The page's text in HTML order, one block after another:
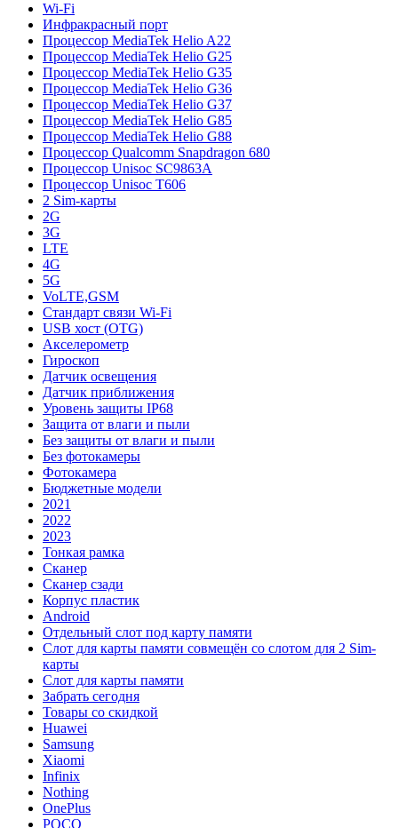
Wi-Fi
Инфракрасный порт
Процессор MediaTek Helio A22
Процессор MediaTek Helio G25
Процессор MediaTek Helio G35
Процессор MediaTek Helio G36
Процессор MediaTek Helio G37
Процессор MediaTek Helio G85
Процессор MediaTek Helio G88
Процессор Qualcomm Snapdragon 680
Процессор Unisoc SC9863A
Процессор Unisoc T606
2 Sim-карты
2G
3G
LTE
4G
5G
VoLTE,GSM
Стандарт связи Wi-Fi
USB хост (OTG)
Акселерометр
Гироскоп
Датчик освещения
Датчик приближения
Уровень защиты IP68
Защита от влаги и пыли
Без защиты от влаги и пыли
Без фотокамеры
Фотокамера
Бюджетные модели
2021
2022
2023
Тонкая рамка
Сканер
Сканер сзади
Корпус пластик
Android
Отдельный слот под карту памяти
Слот для карты памяти совмещён со слотом для 2 Sim-
карты
Слот для карты памяти
Забрать сегодня
Товары со скидкой
Huawei
Samsung
Xiaomi
Infinix
Nothing
OnePlus
POCO